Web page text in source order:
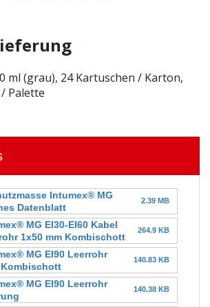
ml (grau), 24 Kartuschen / Karton,
Palette
Intumex® MG
Datenblatt
2.39 MB
MG EI30-EI60 Kabel
1x50 mm Kombischott
264.9 KB
MG EI90 Leerrohr
Kombischott
140.83 KB
MG EI90 Leerrohr
140.38 KB